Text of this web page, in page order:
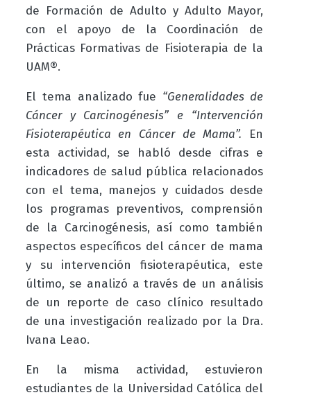
de Formación de Adulto y Adulto Mayor,
con el apoyo de la Coordinación de
Prácticas Formativas de Fisioterapia de la
UAM®.
El tema analizado fue “Generalidades de
Cáncer y Carcinogénesis” e “Intervención
Fisioterapéutica en Cáncer de Mama”. En
esta actividad, se habló desde cifras e
indicadores de salud pública relacionados
con el tema, manejos y cuidados desde
los programas preventivos, comprensión
de la Carcinogénesis, así como también
aspectos específicos del cáncer de mama
y su intervención fisioterapéutica, este
último, se analizó a través de un análisis
de un reporte de caso clínico resultado
de una investigación realizado por la Dra.
Ivana Leao.
En la misma actividad, estuvieron
estudiantes de la Universidad Católica del